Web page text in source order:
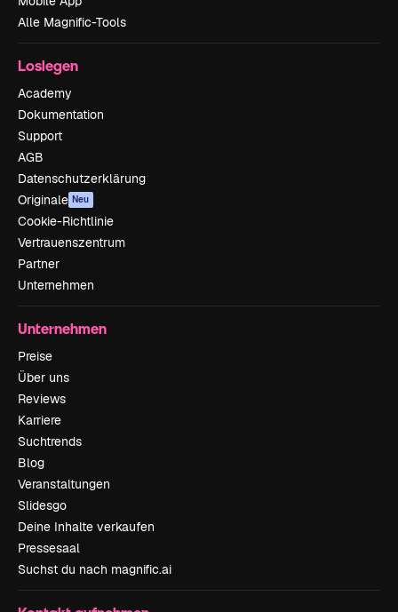
Alle Magnific-Tools
Loslegen
Academy
Dokumentation
Support
AGB
Datenschutzerklärung
Originale Neu
Cookie-Richtlinie
Vertrauenszentrum
Partner
Unternehmen
Unternehmen
Preise
Über uns
Reviews
Karriere
Suchtrends
Blog
Veranstaltungen
Slidesgo
Deine Inhalte verkaufen
Pressesaal
Suchst du nach magnific.ai